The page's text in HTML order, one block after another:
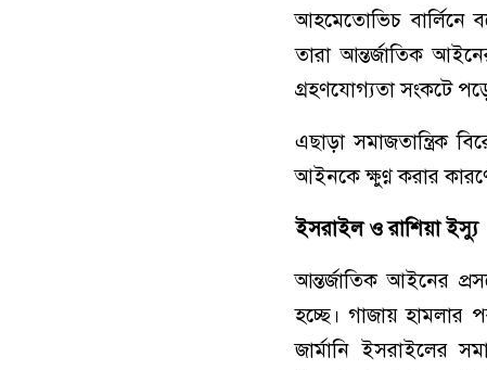
আহমেতোভিচ বার্লিনে
তারা আন্তর্জাতিক
গ্রহণযোগ্যতা সংকটে
এছাড়া সমাজতান্ত্রিক
আইনকে ক্ষুণ্ণ করার
ইসরাইল ও রাশিয়া ইস্যু
আন্তর্জাতিক আইনের
হচ্ছে। গাজায় হামলার
জার্মানি ইসরাইলের